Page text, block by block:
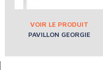
PAVILLON GEORGIE